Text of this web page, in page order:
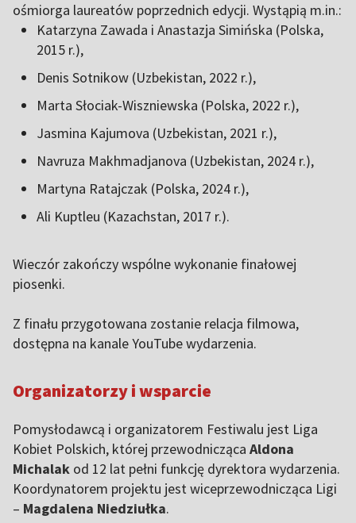
ośmiorga laureatów poprzednich edycji. Wystąpią m.in.:
Katarzyna Zawada i Anastazja Simińska (Polska,
2015 r.),
Denis Sotnikow (Uzbekistan, 2022 r.),
Marta Słociak-Wiszniewska (Polska, 2022 r.),
Jasmina Kajumova (Uzbekistan, 2021 r.),
Navruza Makhmadjanova (Uzbekistan, 2024 r.),
Martyna Ratajczak (Polska, 2024 r.),
Ali Kuptleu (Kazachstan, 2017 r.).
Wieczór zakończy wspólne wykonanie finałowej
piosenki.
Z finału przygotowana zostanie relacja filmowa,
dostępna na kanale YouTube wydarzenia.
Organizatorzy i wsparcie
Pomysłodawcą i organizatorem Festiwalu jest Liga
Kobiet Polskich, której przewodnicząca Aldona
Michalak od 12 lat pełni funkcję dyrektora wydarzenia.
Koordynatorem projektu jest wiceprzewodnicząca Ligi
– Magdalena Niedziułka.